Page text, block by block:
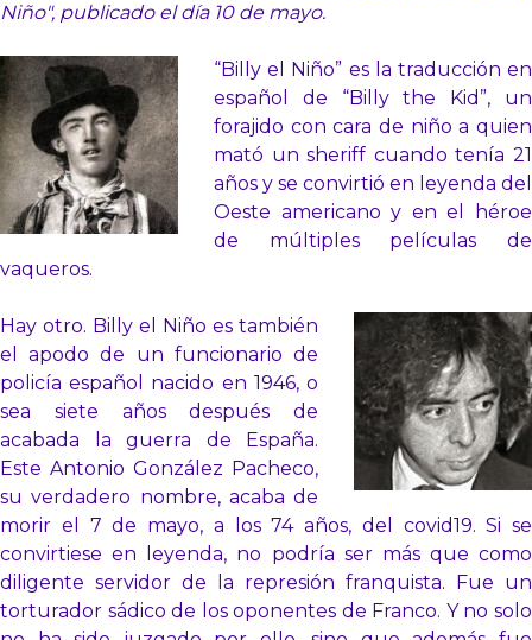
Niño", publicado el día 10 de mayo.
“Billy el Niño” es la traducción en
español de “Billy the Kid”, un
forajido con cara de niño a quien
mató un sheriff cuando tenía 21
años y se convirtió en leyenda del
Oeste americano y en el héroe
de múltiples películas de
vaqueros.
Hay otro. Billy el Niño es también
el apodo de un funcionario de
policía español nacido en 1946, o
sea siete años después de
acabada la guerra de España.
Este Antonio González Pacheco,
su verdadero nombre, acaba de
morir el 7 de mayo, a los 74 años, del covid19. Si se
convirtiese en leyenda, no podría ser más que como
diligente servidor de la represión franquista. Fue un
torturador sádico de los oponentes de Franco. Y no solo